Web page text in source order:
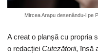
Mircea Arapu desenându-l pe
A creat o planșă cu propria
o redacției Cutezătorii, însă